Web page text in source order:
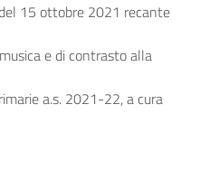
15 ottobre 2021 recante
e di contrasto alla
a.s. 2021-22, a cura